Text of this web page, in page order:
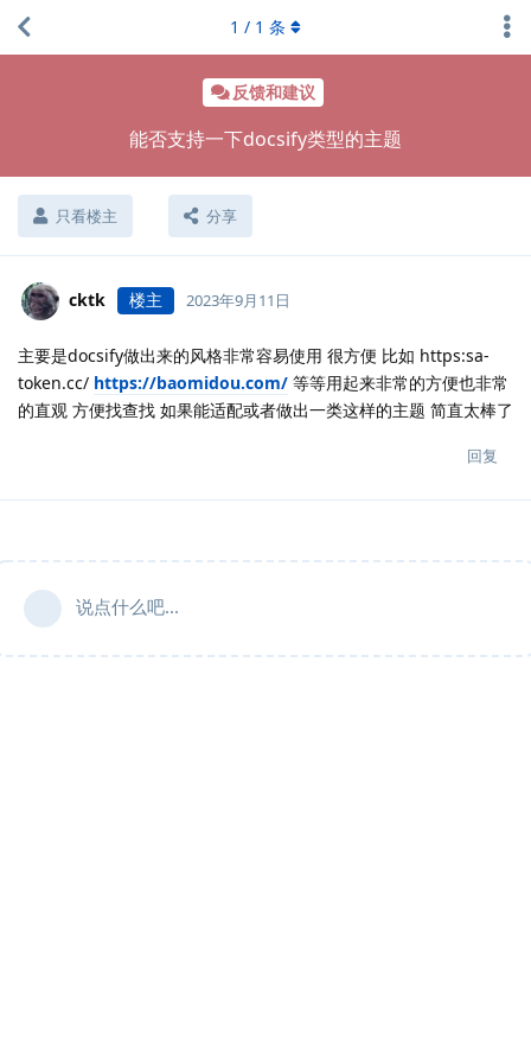
反馈和建议
能否支持一下docsify类型的主题
只看楼主 分享
1 / 1 条
cktk 楼主 2023年9月11日
主要是docsify做出来的风格非常容易使用 很方便 比如 https:sa-
token.cc/ https://baomidou.com/ 等等用起来非常的方便也非常
的直观 方便找查找 如果能适配或者做出一类这样的主题 简直太棒了
回复
说点什么吧...